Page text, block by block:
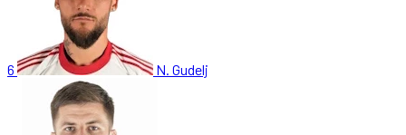
6 N. Gudelj